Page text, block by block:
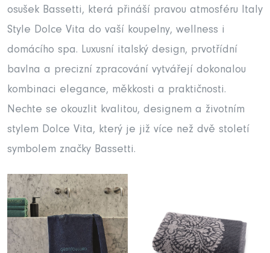
osušek Bassetti, která přináší pravou atmosféru Italy
Style Dolce Vita do vaší koupelny, wellness i
domácího spa. Luxusní italský design, prvotřídní
bavlna a precizní zpracování vytvářejí dokonalou
kombinaci elegance, měkkosti a praktičnosti.
Nechte se okouzlit kvalitou, designem a životním
stylem Dolce Vita, který je již více než dvě století
symbolem značky Bassetti.